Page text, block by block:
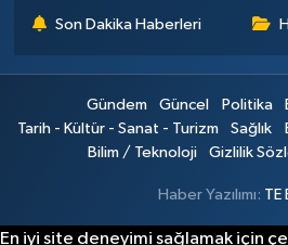
Son Dakika Haberleri
Gündem Güncel Politika
Tarih - Kültür - Sanat - Turizm
Sağlık
Bilim / Teknoloji
Gizlilik
Haber Yazılımı: TE
En iyi site deneyimi sağlamak için